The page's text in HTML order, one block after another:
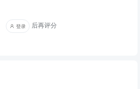
登录 后再评分